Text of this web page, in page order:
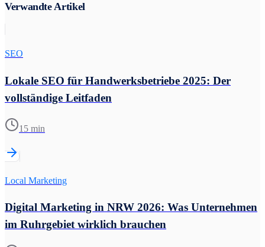
Verwandte Artikel
SEO
Lokale SEO für Handwerksbetriebe 2025: Der
vollständige Leitfaden
15 min
Local Marketing
Digital Marketing in NRW 2026: Was Unternehmen
im Ruhrgebiet wirklich brauchen